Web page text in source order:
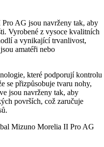
AG jsou navrženy tak, aby
Vyrobené z vysoce kvalitních
a vynikající trvanlivost,
amatéři nebo
které podporují kontrolu
se přizpůsobuje tvaru nohy,
jsou navrženy tak, aby
površích, což zaručuje
Mizuno Morelia II Pro AG